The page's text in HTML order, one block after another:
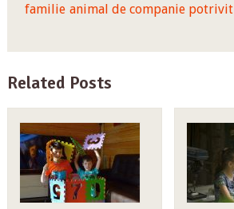
familie animal de companie potrivit
Related Posts